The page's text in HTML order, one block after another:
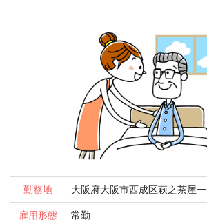
勤務地 大阪府大阪市西成区萩之茶屋一
雇用形態 常勤